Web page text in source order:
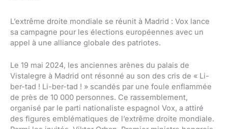
L’extrême droite mondiale se réunit à Madrid : Vox lance
sa campagne pour les élections européennes avec un
appel à une alliance globale des patriotes.
Le 19 mai 2024, les anciennes arènes du palais de
Vistalegre à Madrid ont résonné au son des cris de « Li-
ber-tad ! Li-ber-tad ! » scandés par une foule enflammée
de près de 10 000 personnes. Ce rassemblement,
organisé par le parti nationaliste espagnol Vox, a attiré
des figures emblématiques de l’extrême droite mondiale.